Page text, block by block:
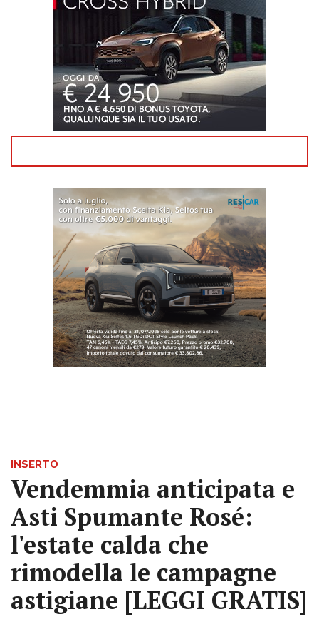
INSERTO
Vendemmia anticipata e
Asti Spumante Rosé:
l'estate calda che
rimodella le campagne
astigiane [LEGGI GRATIS]